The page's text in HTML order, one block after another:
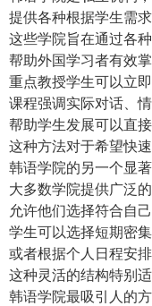
提供各种根据学生需
这些学院旨在通过各
帮助外国学习者有效
重点教授学生可以立
课程强调实际对话、
帮助学生发展可以直
这种方法对于希望快
韩语学院的另一个显
大多数学院提供广泛
允许他们选择符合自
学生可以选择短期密集
或者根据个人日程安排
这种灵活的结构特别
韩语学院最吸引人的